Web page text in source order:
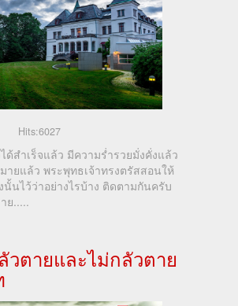
Hits:6027
ด้สำเร็จแล้ว มีความร่ำรวยมั่งคั่งแล้ว
ายแล้ว พระพุทธเจ้าทรงตรัสสอนให้
นั้นไว้ว่าอย่างไรบ้าง ติดตามกันครับ
ย.....
ตายและไม่กลัวตาย